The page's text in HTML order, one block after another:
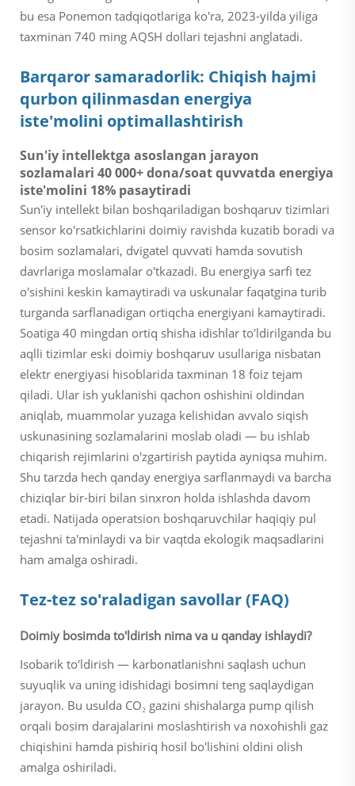
bu esa Ponemon tadqiqotlariga ko'ra, 2023-yilda yiliga
taxminan 740 ming AQSH dollari tejashni anglatadi.
Barqaror samaradorlik: Chiqish hajmi
qurbon qilinmasdan energiya
iste'molini optimallashtirish
Sun'iy intellektga asoslangan jarayon
sozlamalari 40 000+ dona/soat quvvatda energiya
iste'molini 18% pasaytiradi
Sun'iy intellekt bilan boshqariladigan boshqaruv tizimlari
sensor ko'rsatkichlarini doimiy ravishda kuzatib boradi va
bosim sozlamalari, dvigatel quvvati hamda sovutish
davrlariga moslamalar o'tkazadi. Bu energiya sarfi tez
o'sishini keskin kamaytiradi va uskunalar faqatgina turib
turganda sarflanadigan ortiqcha energiyani kamaytiradi.
Soatiga 40 mingdan ortiq shisha idishlar to'ldirilganda bu
aqlli tizimlar eski doimiy boshqaruv usullariga nisbatan
elektr energiyasi hisoblarida taxminan 18 foiz tejam
qiladi. Ular ish yuklanishi qachon oshishini oldindan
aniqlab, muammolar yuzaga kelishidan avvalo siqish
uskunasining sozlamalarini moslab oladi — bu ishlab
chiqarish rejimlarini o'zgartirish paytida ayniqsa muhim.
Shu tarzda hech qanday energiya sarflanmaydi va barcha
chiziqlar bir-biri bilan sinxron holda ishlashda davom
etadi. Natijada operatsion boshqaruvchilar haqiqiy pul
tejashni ta'minlaydi va bir vaqtda ekologik maqsadlarini
ham amalga oshiradi.
Tez-tez so'raladigan savollar (FAQ)
Doimiy bosimda to'ldirish nima va u qanday ishlaydi?
Isobarik to'ldirish — karbonatlanishni saqlash uchun
suyuqlik va uning idishidagi bosimni teng saqlaydigan
jarayon. Bu usulda CO₂ gazini shishalarga pump qilish
orqali bosim darajalarini moslashtirish va noxohishli gaz
chiqishini hamda pishiriq hosil bo'lishini oldini olish
amalga oshiriladi.